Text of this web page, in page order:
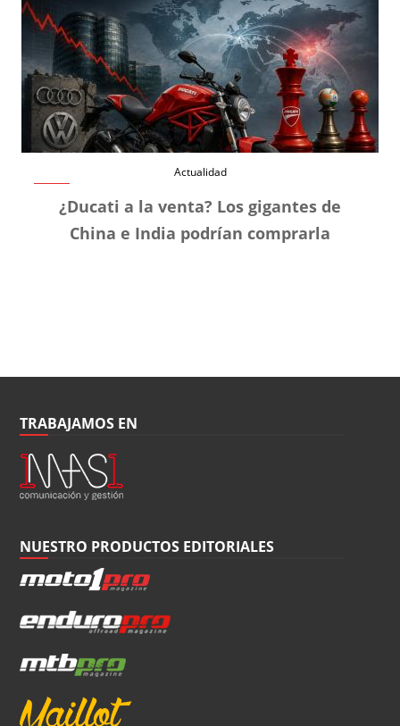
Actualidad
¿Ducati a la venta? Los gigantes de
China e India podrían comprarla
TRABAJAMOS EN
NUESTRO PRODUCTOS EDITORIALES